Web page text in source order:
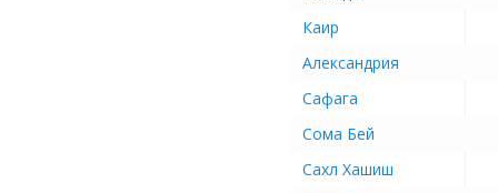
Каир
Александрия
Сафага
Сома Бей
Сахл Хашиш